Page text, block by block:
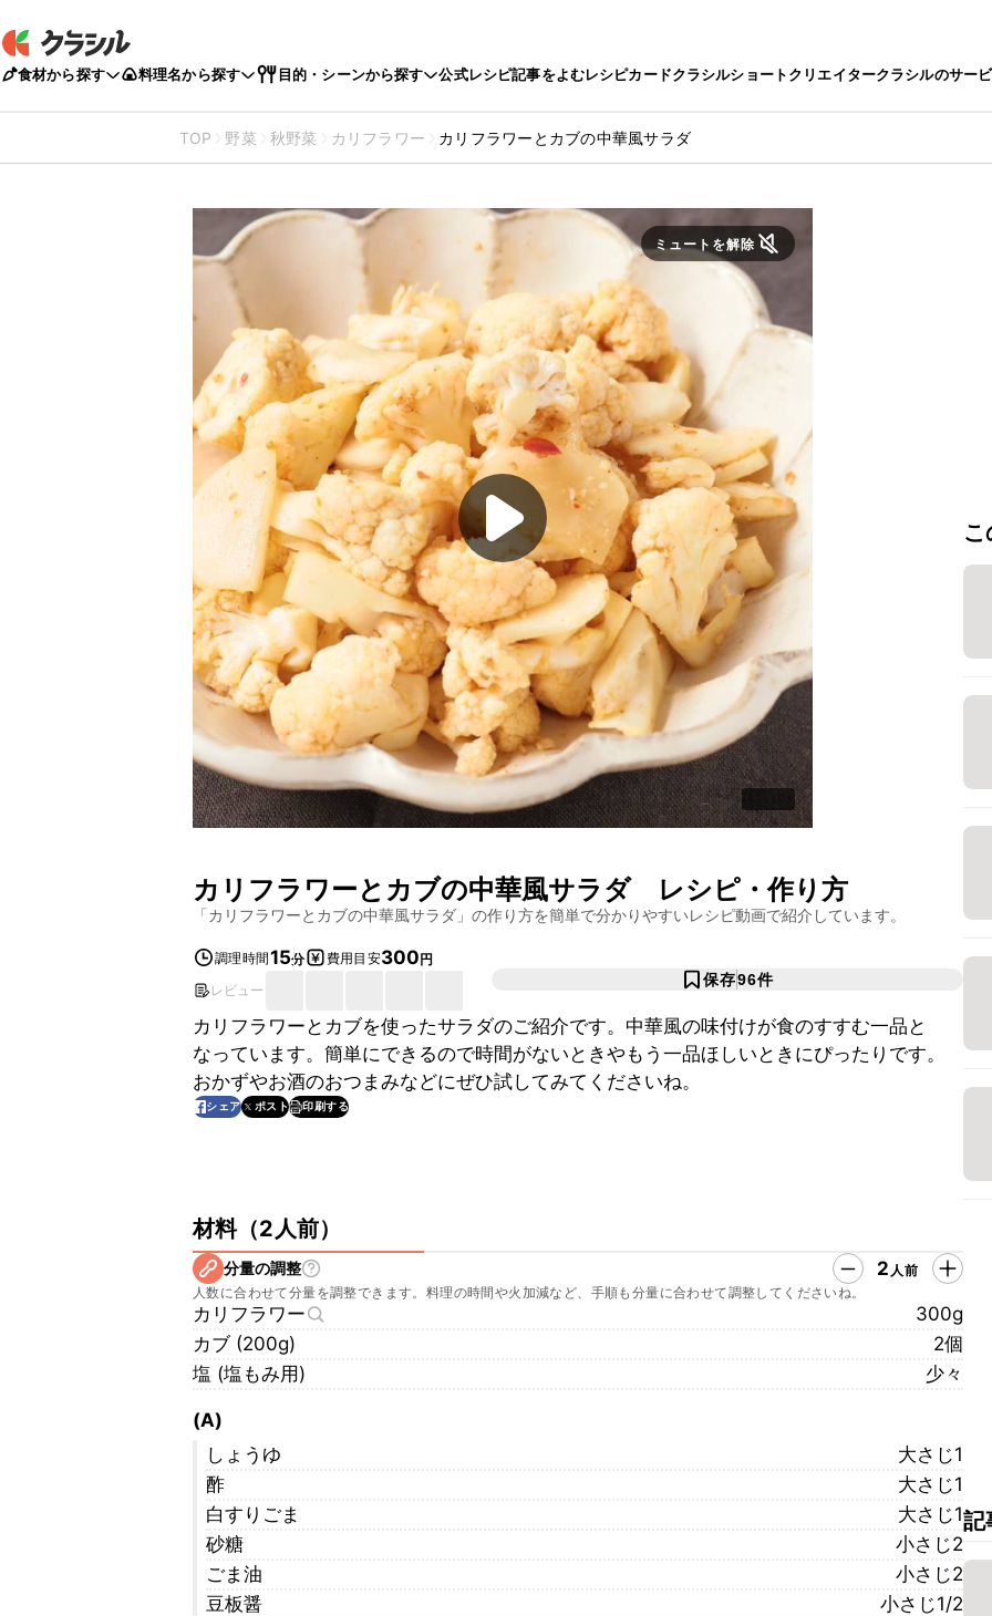
食材から探す 料理名から探す 目的・シーンから探す 公式レシピ記事をよむレシピカードクラシルショートクリエイタークラシルのサー
TOP 野菜 秋野菜 カリフラワー カリフラワーとカブの中華風サラダ
ミュートを解除
カリフラワーとカブの中華風サラダレシピ・作り方
「カリフラワーとカブの中華風サラダ 」の作り方を簡単で分かりやすいレシピ動画で紹介しています。
調理時間15分 費用目安300円
レビュー
保存96件
カリフラワーとカブを使ったサラダのご紹介です。中華風の味付けが食のすすむ一品と
なっています。簡単にできるので時間がないときやもう一品ほしいときにぴったりです。
おかずやお酒のおつまみなどにぜひ試してみてくださいね。
シェア ポスト 印刷する
材料（2人前）
分量の調整 2 人前
人数に合わせて分量を調整できます。料理の時間や火加減など、手順も分量に合わせて調整してくださいね。
カリフラワー
300g
カブ (200g)
2個
塩 (塩もみ用)
少々
(A)
しょうゆ
大さじ1
酢
大さじ1
白すりごま
大さじ1
砂糖
小さじ2
ごま油
小さじ2
豆板醤
小さじ1/2
記